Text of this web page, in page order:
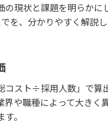
現状と課題を明らか
を、分かりやすく解説し
コスト÷採用人数」で算
や職種によって大き
。